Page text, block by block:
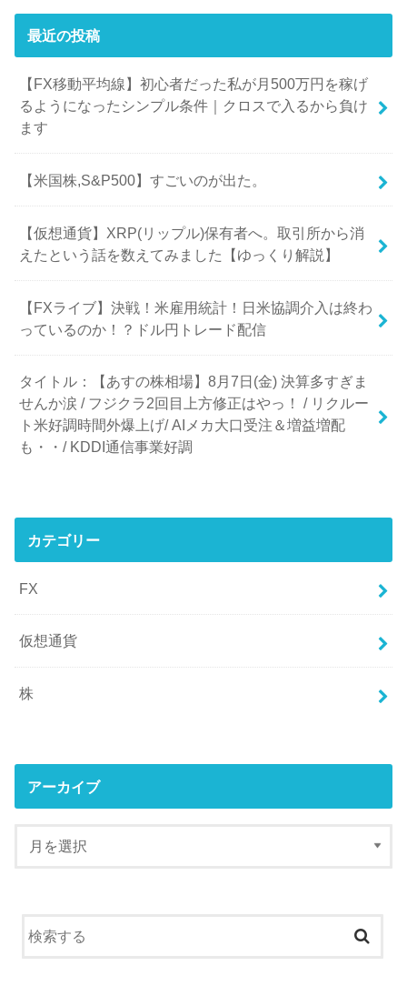
最近の投稿
【FX移動平均線】初心者だった私が月500万円を稼げ
るようになったシンプル条件｜クロスで入るから負け
ます
【米国株,S&P500】すごいのが出た。
【仮想通貨】XRP(リップル)保有者へ。取引所から消
えたという話を数えてみました【ゆっくり解説】
【FXライブ】決戦！米雇用統計！日米協調介入は終わ
っているのか！？ドル円トレード配信
タイトル：【あすの株相場】8月7日(金) 決算多すぎま
せんか涙 / フジクラ2回目上方修正はやっ！ / リクルー
ト米好調時間外爆上げ/ AIメカ大口受注＆増益増配
も・・/ KDDI通信事業好調
カテゴリー
FX
仮想通貨
株
アーカイブ